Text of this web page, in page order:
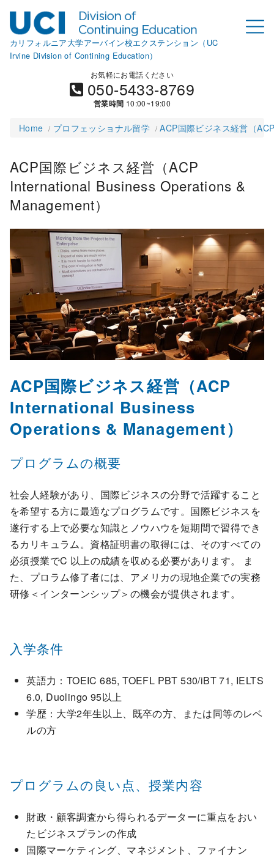
カリフォルニア大学アーバイン校エクステンション（UC
Irvine Division of Contining Education）
お気軽にお電話ください
050-5433-8769
営業時間 10:00~19:00
Home プロフェッショナル留学 ACP国際ビジネス経営（
ACP国際ビジネス経営（ACP
International Business Operations &
Management）
ACP国際ビジネス経営（ACP
International Business
Operations & Management）
プログラムの概要
社会人経験があり、国際ビジネスの分野で活躍すること
を希望する方に最適なプログラムです。国際ビジネスを
遂行する上で必要な知識とノウハウを短期間で習得でき
るカリキュラム。資格証明書の取得には、そのすべての
必須授業でC 以上の成績を収める必要があります。 ま
た、プロラム修了者には、アメリカの現地企業での実務
研修＜インターンシップ＞の機会が提供されます。
入学条件
英語力：TOEIC 685, TOEFL PBT 530/iBT 71, IELTS
6.0, Duolingo 95以上
学歴：大学2年生以上、既卒の方、または同等のレベ
ルの方
プログラムの良い点、授業内容
財政・顧客調査から得られるデーターに重点をおい
たビジネスプランの作成
国際マーケティング、マネジメント、ファイナン